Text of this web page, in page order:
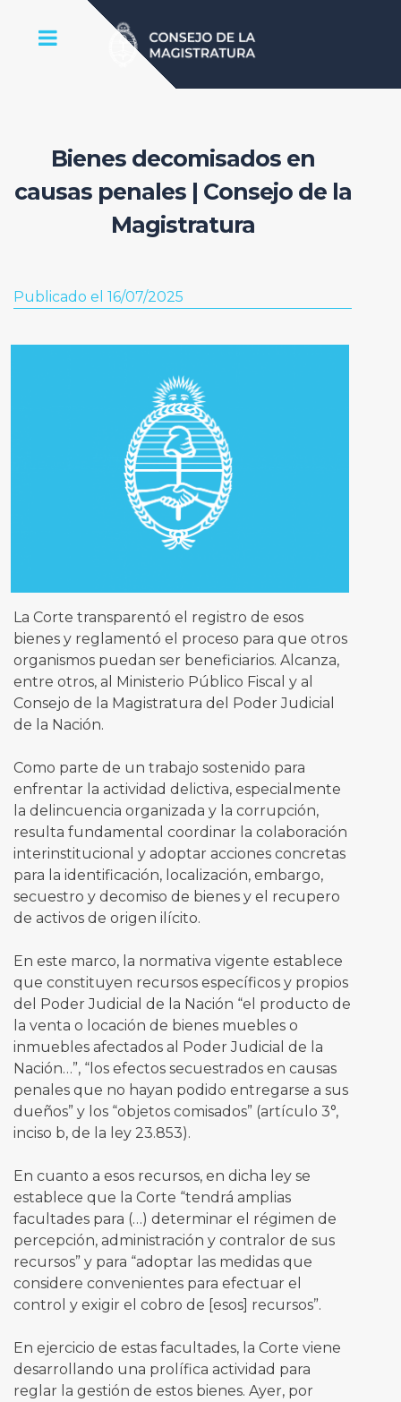
Bienes decomisados en
causas penales | Consejo de la
Magistratura
Publicado el 16/07/2025
La Corte transparentó el registro de esos
bienes y reglamentó el proceso para que otros
organismos puedan ser beneficiarios. Alcanza,
entre otros, al Ministerio Público Fiscal y al
Consejo de la Magistratura del Poder Judicial
de la Nación.
Como parte de un trabajo sostenido para
enfrentar la actividad delictiva, especialmente
la delincuencia organizada y la corrupción,
resulta fundamental coordinar la colaboración
interinstitucional y adoptar acciones concretas
para la identificación, localización, embargo,
secuestro y decomiso de bienes y el recupero
de activos de origen ilícito.
En este marco, la normativa vigente establece
que constituyen recursos específicos y propios
del Poder Judicial de la Nación “el producto de
la venta o locación de bienes muebles o
inmuebles afectados al Poder Judicial de la
Nación…”, “los efectos secuestrados en causas
penales que no hayan podido entregarse a sus
dueños” y los “objetos comisados” (artículo 3°,
inciso b, de la ley 23.853).
En cuanto a esos recursos, en dicha ley se
establece que la Corte “tendrá amplias
facultades para (…) determinar el régimen de
percepción, administración y contralor de sus
recursos” y para “adoptar las medidas que
considere convenientes para efectuar el
control y exigir el cobro de [esos] recursos”.
En ejercicio de estas facultades, la Corte viene
desarrollando una prolífica actividad para
reglar la gestión de estos bienes. Ayer, por